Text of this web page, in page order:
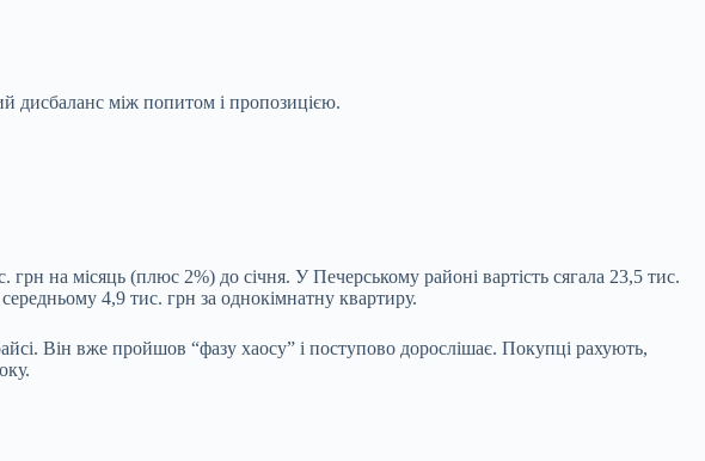
дисбаланс між попитом і пропозицією.
на місяць (плюс 2%) до січня. У Печерському районі вартість сягала 23,5 тис.
4,9 тис. грн за однокімнатну квартиру.
Він вже пройшов “фазу хаосу” і поступово дорослішає. Покупці рахують,